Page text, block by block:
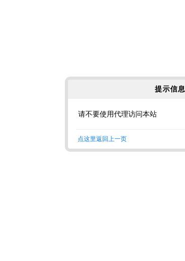
提示信息
请不要使用代理访问本站
点这里返回上一页